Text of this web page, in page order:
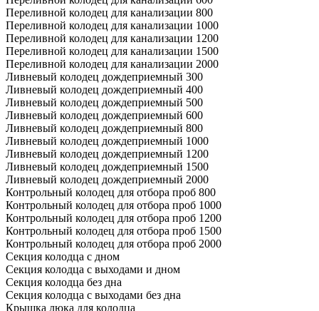
Переливной колодец для канализации 800
Переливной колодец для канализации 1000
Переливной колодец для канализации 1200
Переливной колодец для канализации 1500
Переливной колодец для канализации 2000
Ливневый колодец дождеприемный 300
Ливневый колодец дождеприемный 400
Ливневый колодец дождеприемный 500
Ливневый колодец дождеприемный 600
Ливневый колодец дождеприемный 800
Ливневый колодец дождеприемный 1000
Ливневый колодец дождеприемный 1200
Ливневый колодец дождеприемный 1500
Ливневый колодец дождеприемный 2000
Контрольный колодец для отбора проб 800
Контрольный колодец для отбора проб 1000
Контрольный колодец для отбора проб 1200
Контрольный колодец для отбора проб 1500
Контрольный колодец для отбора проб 2000
Секция колодца с дном
Секция колодца с выходами и дном
Секция колодца без дна
Секция колодца с выходами без дна
Крышка люка для колодца